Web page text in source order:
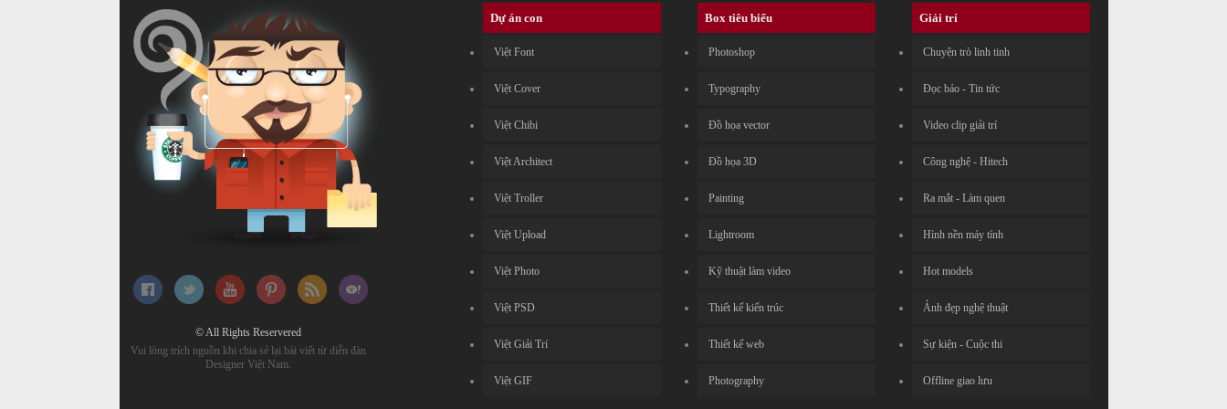
© All Rights Reservered
Vui lòng trích nguồn khi chia sẻ lại bài viết từ diễn đàn
Designer Việt Nam.
Dự án con
Việt Font
Việt Cover
Việt Chibi
Việt Architect
Việt Troller
Việt Upload
Việt Photo
Việt PSD
Việt Giải Trí
Việt GIF
Box tiêu biểu
Photoshop
Typography
Đồ họa vector
Đồ họa 3D
Painting
Lightroom
Kỹ thuật làm video
Thiết kế kiến trúc
Thiết kế web
Photography
Giải trí
Chuyện trò linh tinh
Đọc báo - Tin tức
Video clip giải trí
Công nghệ - Hitech
Ra mắt - Làm quen
Hình nền máy tính
Hot models
Ảnh đẹp nghệ thuật
Sự kiện - Cuộc thi
Offline giao lưu